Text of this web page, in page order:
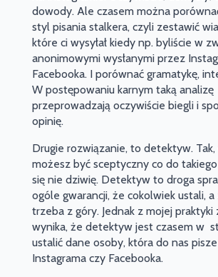
dowody. Ale czasem można
styl pisania stalkera, czyli zestawić
które ci wysyłał kiedy np. byliście w
anonimowymi wysłanymi przez
Facebooka. I porównać gramatykę,
W postępowaniu karnym taką analizę
przeprowadzają oczywiście biegli i
opinię.
Drugie rozwiązanie, to detektyw. Tak,
możesz być sceptyczny co do
się nie dziwię. Detektyw to droga
ogóle gwarancji, że cokolwiek ustali, a
trzeba z góry. Jednak z mojej
wynika, że detektyw jest czasem w
ustalić dane osoby, która do nas
Instagrama czy Facebooka.